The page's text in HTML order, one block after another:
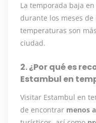
La temporada baja
durante los meses de
temperaturas son
ciudad.
2. ¿Por qué es
Estambul en
Visitar Estambul en
de encontrar menos